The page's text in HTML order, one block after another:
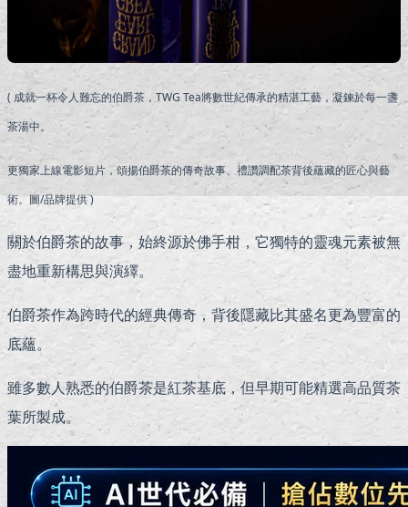
( 成就一杯令人難忘的伯爵茶，TWG Tea將數世紀傳承的精湛工藝，凝鍊於每一盞
茶湯中。
更獨家上線電影短片，頌揚伯爵茶的傳奇故事、禮讚調配茶背後蘊藏的匠心與藝
術。圖/品牌提供 )
關於伯爵茶的故事，始終源於佛手柑，它獨特的靈魂元素被無
盡地重新構思與演繹。
伯爵茶作為跨時代的經典傳奇，背後隱藏比其盛名更為豐富的
底蘊。
雖多數人熟悉的伯爵茶是紅茶基底，但早期可能精選高品質茶
葉所製成。